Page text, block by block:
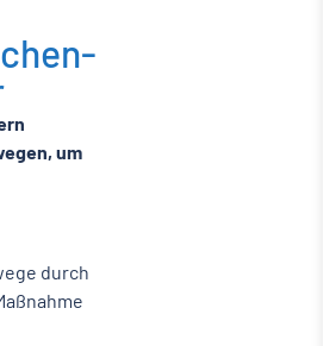
um
durch